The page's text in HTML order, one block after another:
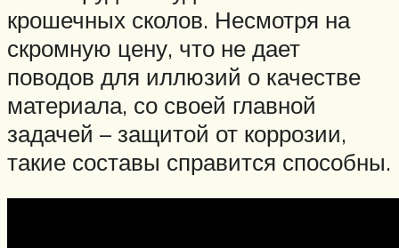
крошечных сколов. Несмотря на
скромную цену, что не дает
поводов для иллюзий о качестве
материала, со своей главной
задачей – защитой от коррозии,
такие составы справится способны.